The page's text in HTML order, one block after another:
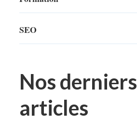
SEO
Nos derniers
articles